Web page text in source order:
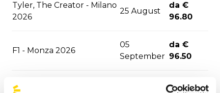
Tyler, The Creator - Milano
2026
25 August
da €
96.80
F1 - Monza 2026
05
September
da €
96.50
David Guetta - Milano
da €